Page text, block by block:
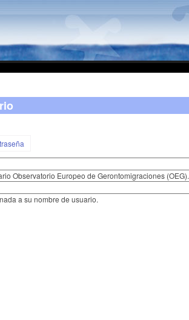
Observatorio Europeo de Gerontomigraciones (OEG).
a su nombre de usuario.